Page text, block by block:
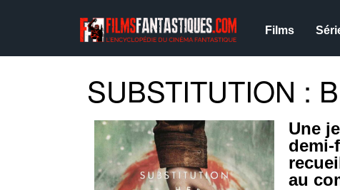
Films
SUBSTITUTION :
Une
demi-
au